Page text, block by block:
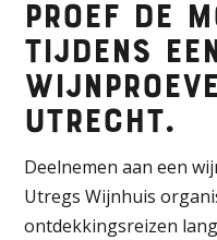
Proef de
tijdens
Utrecht.
Deelnemen aan een
Utregs Wijnhuis
ontdekkingsreizen